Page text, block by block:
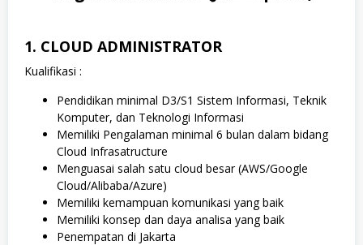
1. CLOUD ADMINISTRATOR
Kualifikasi :
Pendidikan minimal D3/S1 Sistem Informasi, Teknik
Komputer, dan Teknologi Informasi
Memiliki Pengalaman minimal 6 bulan dalam bidang
Cloud Infrasatructure
Menguasai salah satu cloud besar (AWS/Google
Cloud/Alibaba/Azure)
Memiliki kemampuan komunikasi yang baik
Memiliki konsep dan daya analisa yang baik
Penempatan di Jakarta